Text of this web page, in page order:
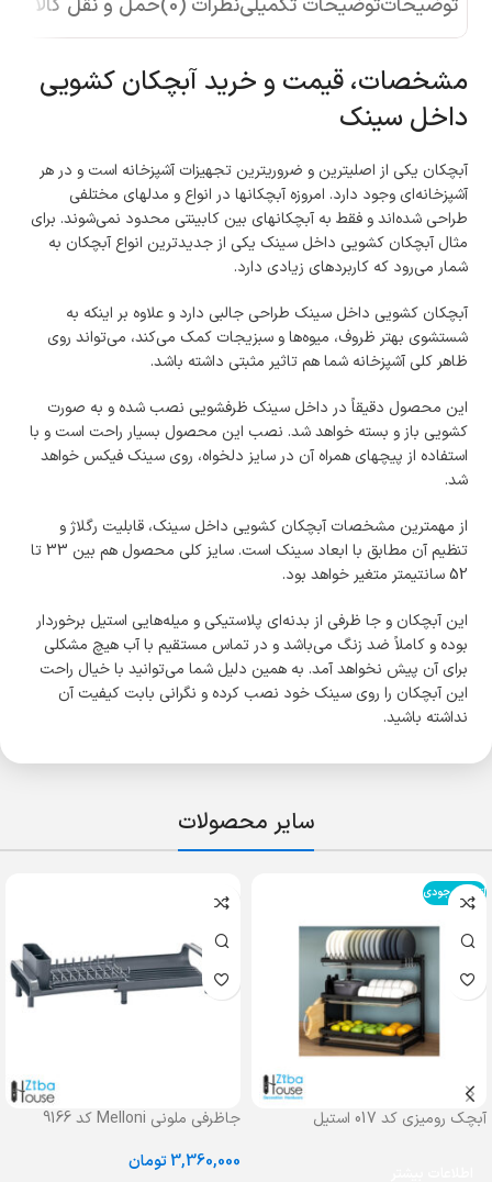
توضیحاتتوضیحات تکمیلینظرات (0) حمل و نقل کالا
مشخصات، قیمت و خرید آبچکان کشویی
داخل سینک
آبچکان یکی از اصلی­ترین و ضروری­ترین تجهیزات آشپزخانه است و در هر
آشپزخانه‌­ای وجود دارد. امروزه آبچکان­ها در انواع و مدل­های مختلفی
طراحی شده‌­اند و فقط به آبچکان­های بین کابینتی محدود نمی­‌شوند. برای
مثال آبچکان کشویی داخل سینک یکی از جدیدترین انواع آبچکان به
شمار می­‌رود که کاربردهای زیادی دارد.
آبچکان کشویی داخل سینک طراحی جالبی دارد و علاوه بر اینکه به
شستشوی بهتر ظروف، میوه­‌ها و سبزیجات کمک می­‌کند، می­‌تواند روی
ظاهر کلی آشپزخانه شما هم تاثیر مثبتی داشته باشد.
این محصول دقیقاً در داخل سینک ظرفشویی نصب شده و به صورت
کشویی باز و بسته خواهد شد. نصب این محصول بسیار راحت است و با
استفاده از پیچ­های همراه آن در سایز دلخواه، روی سینک فیکس خواهد
شد.
از مهم­ترین مشخصات آبچکان کشویی داخل سینک، قابلیت رگلاژ و
تنظیم آن مطابق با ابعاد سینک است. سایز کلی محصول هم بین 33 تا
52 سانتی­متر متغیر خواهد بود.
این آبچکان و جا ظرفی از بدنه‌­ای پلاستیکی و میله­‌هایی استیل برخوردار
بوده و کاملاً ضد زنگ می‌­باشد و در تماس مستقیم با آب هیچ مشکلی
برای آن پیش نخواهد آمد. به همین دلیل شما می­‌توانید با خیال راحت
این آبچکان را روی سینک خود نصب کرده و نگرانی بابت کیفیت آن
نداشته باشید.
سایر محصولات
اتمام موجودی
آبچک رومیزی کد 017 استیل
جاظرفی ملونی Melloni کد 9166
3,360,000تومان